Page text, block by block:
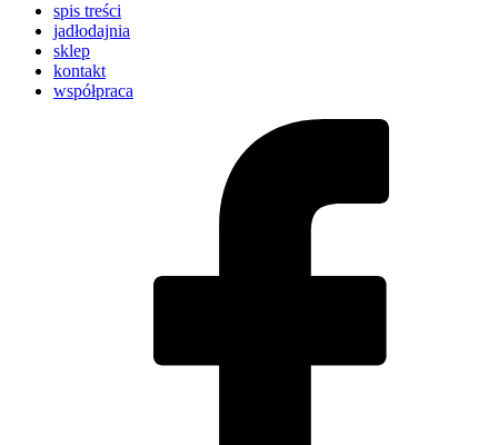
spis treści
jadłodajnia
sklep
kontakt
współpraca